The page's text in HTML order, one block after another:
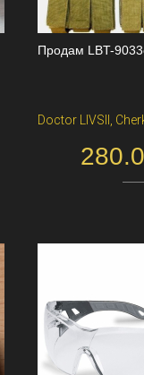
Продам LBT-
Doctor LIVSII,